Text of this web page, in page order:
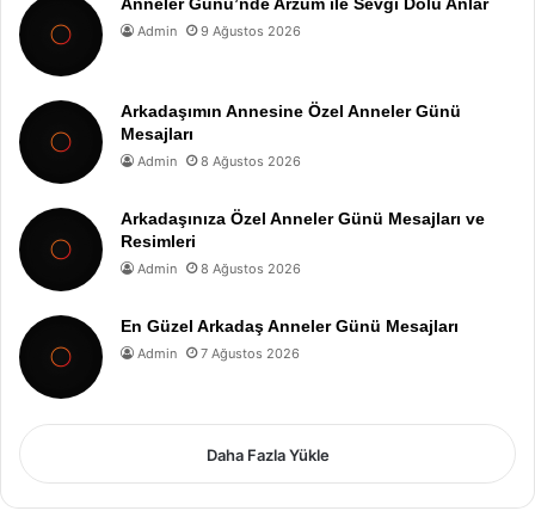
Admin 9 Ağustos 2026
Arkadaşımın Annesine Özel Anneler Günü
Mesajları
Admin 8 Ağustos 2026
Arkadaşınıza Özel Anneler Günü Mesajları ve
Resimleri
Admin 8 Ağustos 2026
En Güzel Arkadaş Anneler Günü Mesajları
Admin 7 Ağustos 2026
Daha Fazla Yükle